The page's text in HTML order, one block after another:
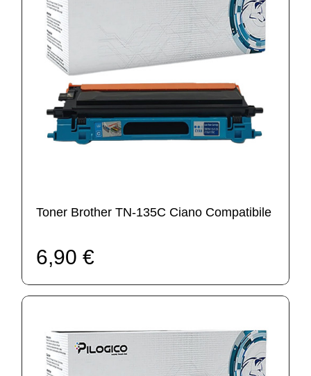
Toner Brother TN-135C Ciano Compatibile
6,90 €